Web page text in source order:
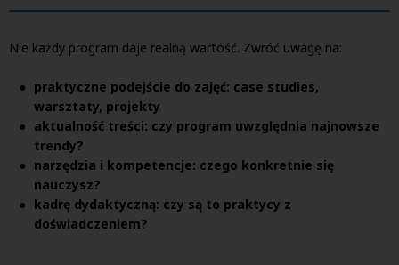
Nie każdy program daje realną wartość. Zwróć uwagę na:
praktyczne podejście do zajęć: case studies,
warsztaty, projekty
aktualność treści: czy program uwzględnia najnowsze
trendy?
narzędzia i kompetencje: czego konkretnie się
nauczysz?
kadrę dydaktyczną: czy są to praktycy z
doświadczeniem?